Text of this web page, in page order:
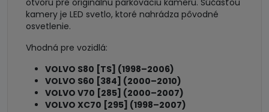
XC70
otvoru pre originálnu parkovaciu kameru. Súčasťou
kamery je LED svetlo, ktoré nahrádza pôvodné
osvetlenie.
Vhodná pre vozidlá:
VOLVO S80 [TS] (1998–2006)
VOLVO S60 [384] (2000–2010)
VOLVO V70 [285] (2000–2007)
VOLVO XC70 [295] (1998–2007)